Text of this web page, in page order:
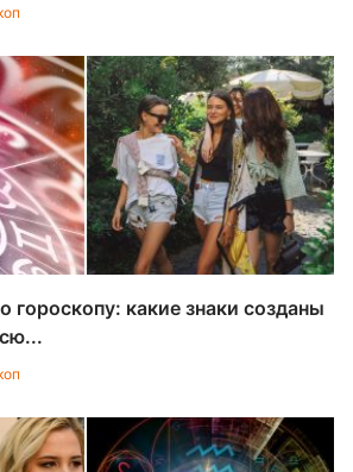
гороскопу: какие знаки созданы